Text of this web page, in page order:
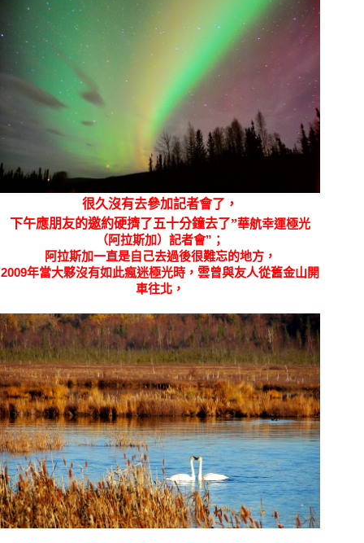
很久沒有去參加記者會了，
下午應朋友的邀約硬擠了五十分鐘去了”華航幸運極光
（阿拉斯加）記者會”；
阿拉斯加一直是自己去過後很難忘的地方，
2009年當大夥沒有如此瘋迷極光時，雲曾與友人從舊金山開
車往北，